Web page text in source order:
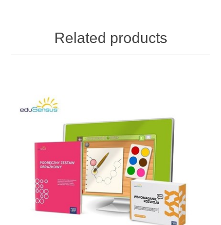
Related products